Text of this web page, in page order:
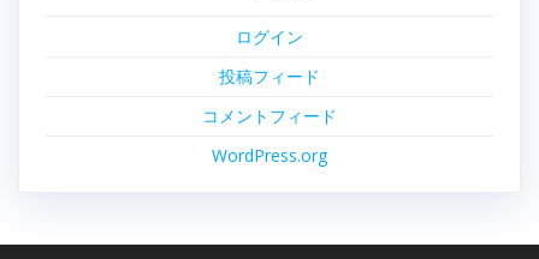
ログイン
投稿フィード
コメントフィード
WordPress.org